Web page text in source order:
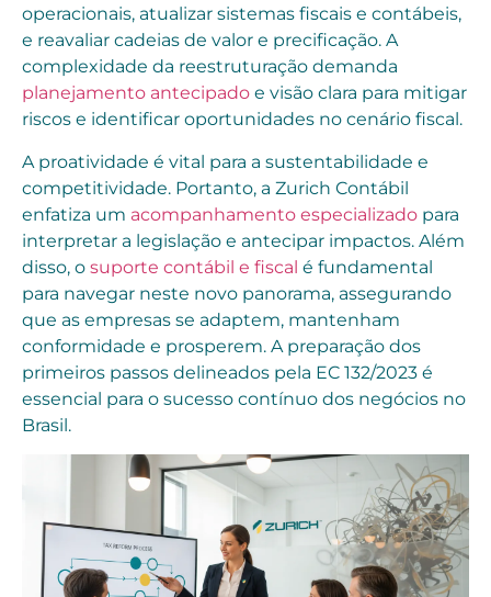
operacionais, atualizar sistemas fiscais e contábeis,
e reavaliar cadeias de valor e precificação. A
complexidade da reestruturação demanda
planejamento antecipado e visão clara para mitigar
riscos e identificar oportunidades no cenário fiscal.
A proatividade é vital para a sustentabilidade e
competitividade. Portanto, a Zurich Contábil
enfatiza um acompanhamento especializado para
interpretar a legislação e antecipar impactos. Além
disso, o suporte contábil e fiscal é fundamental
para navegar neste novo panorama, assegurando
que as empresas se adaptem, mantenham
conformidade e prosperem. A preparação dos
primeiros passos delineados pela EC 132/2023 é
essencial para o sucesso contínuo dos negócios no
Brasil.